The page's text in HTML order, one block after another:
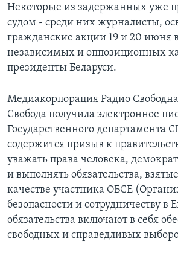
Некоторые из задержанных уже
судом - среди них журналисты,
гражданские акции 19 и 20 июня
независимых и оппозиционных
президенты Беларуси.
Медиакорпорация Радио
Свобода получила электронное
Государственного департамента
содержится призыв к
уважать права человека,
и выполнять обязательства,
качестве участника ОБСЕ
безопасности и сотрудничеству в
обязательства включают в себя
свободных и справедливых